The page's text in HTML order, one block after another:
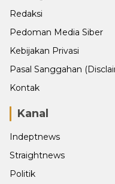
Redaksi
Pedoman Media Siber
Kebijakan Privasi
Pasal Sanggahan
Kontak
Kanal
Indeptnews
Straightnews
Politik